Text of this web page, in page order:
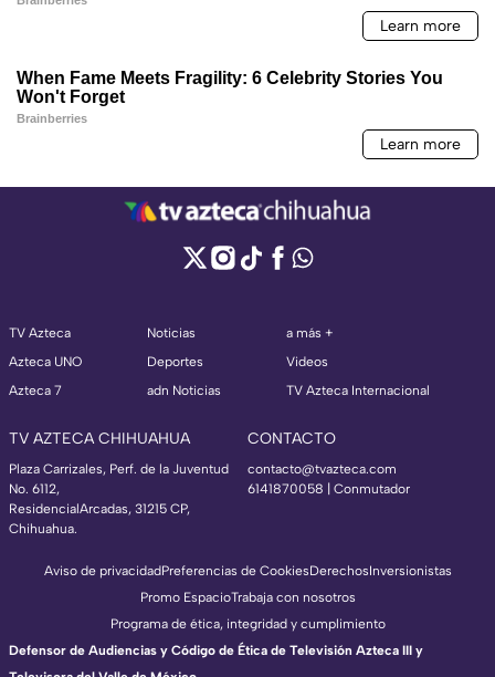
TV Azteca
Azteca UNO
Azteca 7
Noticias
Deportes
adn Noticias
a más +
Videos
TV Azteca Internacional
TV AZTECA CHIHUAHUA
Plaza Carrizales, Perf. de la Juventud
No. 6112,
ResidencialArcadas, 31215 CP,
Chihuahua.
CONTACTO
contacto@tvazteca.com
6141870058 | Conmutador
Aviso de privacidadPreferencias de CookiesDerechosInversionistas
Promo EspacioTrabaja con nosotros
Programa de ética, integridad y cumplimiento
Defensor de Audiencias y Código de Ética de Televisión Azteca III y